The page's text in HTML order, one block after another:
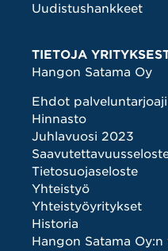
Uudistushankkeet
TIETOJA
Hangon Satama Oy
Ehdot
Hinnasto
Juhlavuosi 2023
Tietosuojaseloste
Yhteistyö
Yhteistyöyritykset
Historia
Hangon Satama